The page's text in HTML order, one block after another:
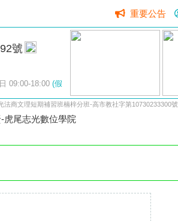
重要公告
號
09:00-18:00 (假
法商文理短期補習班楠梓分班-高市教社字第10730233300號
虎尾志光數位學院